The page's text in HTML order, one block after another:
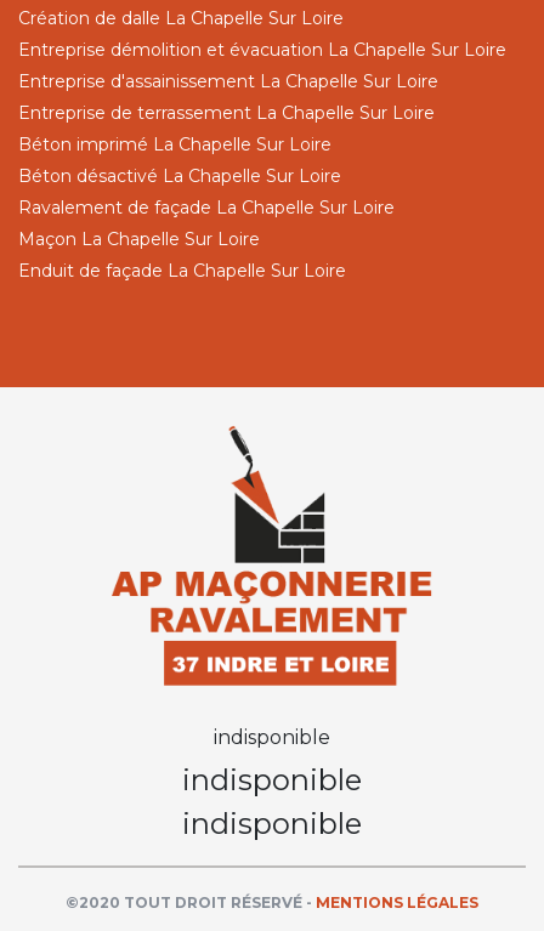
Création de dalle La Chapelle Sur Loire
Entreprise démolition et évacuation La Chapelle Sur Loire
Entreprise d'assainissement La Chapelle Sur Loire
Entreprise de terrassement La Chapelle Sur Loire
Béton imprimé La Chapelle Sur Loire
Béton désactivé La Chapelle Sur Loire
Ravalement de façade La Chapelle Sur Loire
Maçon La Chapelle Sur Loire
Enduit de façade La Chapelle Sur Loire
indisponible
indisponible
indisponible
©2020 TOUT DROIT RÉSERVÉ - MENTIONS LÉGALES